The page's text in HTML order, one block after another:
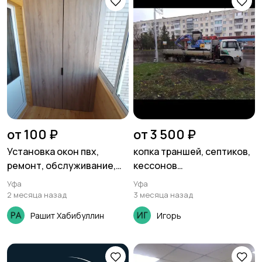
от 100 ₽
Установка окон пвх,
ремонт, обслуживание,
замер
Уфа
2 месяца назад
Рашит Хабибуллин
от 3 500 ₽
копка траншей, септиков,
кессонов
миниэкскаватором hitachi
Уфа
3 месяца назад
Игорь